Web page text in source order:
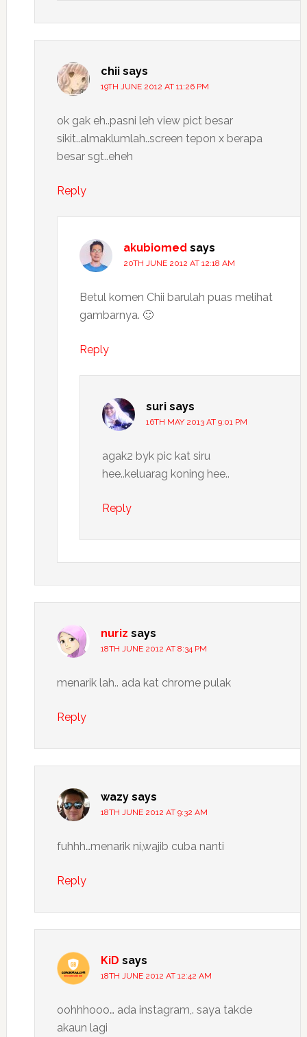
chii says
19TH JUNE 2012 AT 11:26 PM
ok gak eh..pasni leh view pict besar
sikit..almaklumlah..screen tepon x berapa
besar sgt..eheh
Reply
akubiomed says
20TH JUNE 2012 AT 12:18 AM
Betul komen Chii barulah puas melihat
gambarnya. 🙂
Reply
suri says
16TH MAY 2013 AT 9:01 PM
agak2 byk pic kat siru
hee..keluarag koning hee..
Reply
nuriz says
18TH JUNE 2012 AT 8:34 PM
menarik lah.. ada kat chrome pulak
Reply
wazy says
18TH JUNE 2012 AT 9:32 AM
fuhhh…menarik ni,wajib cuba nanti
Reply
KiD says
18TH JUNE 2012 AT 12:42 AM
oohhhooo… ada instagram,. saya takde
akaun lagi